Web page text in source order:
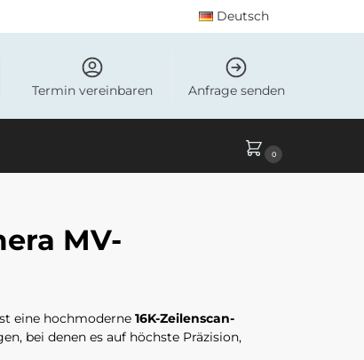
Deutsch
Termin vereinbaren Anfrage senden
0
MV-
eine hochmoderne 16K-Zeilenscan-
bei denen es auf höchste Präzision,